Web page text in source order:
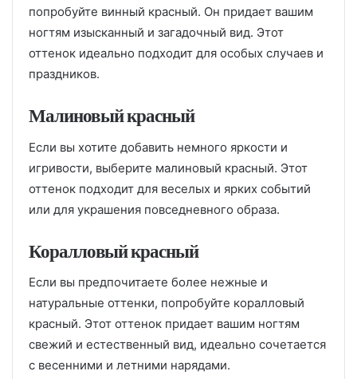
попробуйте винный красный. Он придает вашим
ногтям изысканный и загадочный вид. Этот
оттенок идеально подходит для особых случаев и
праздников.
Малиновый красный
Если вы хотите добавить немного яркости и
игривости, выберите малиновый красный. Этот
оттенок подходит для веселых и ярких событий
или для украшения повседневного образа.
Коралловый красный
Если вы предпочитаете более нежные и
натуральные оттенки, попробуйте коралловый
красный. Этот оттенок придает вашим ногтям
свежий и естественный вид, идеально сочетается
с весенними и летними нарядами.